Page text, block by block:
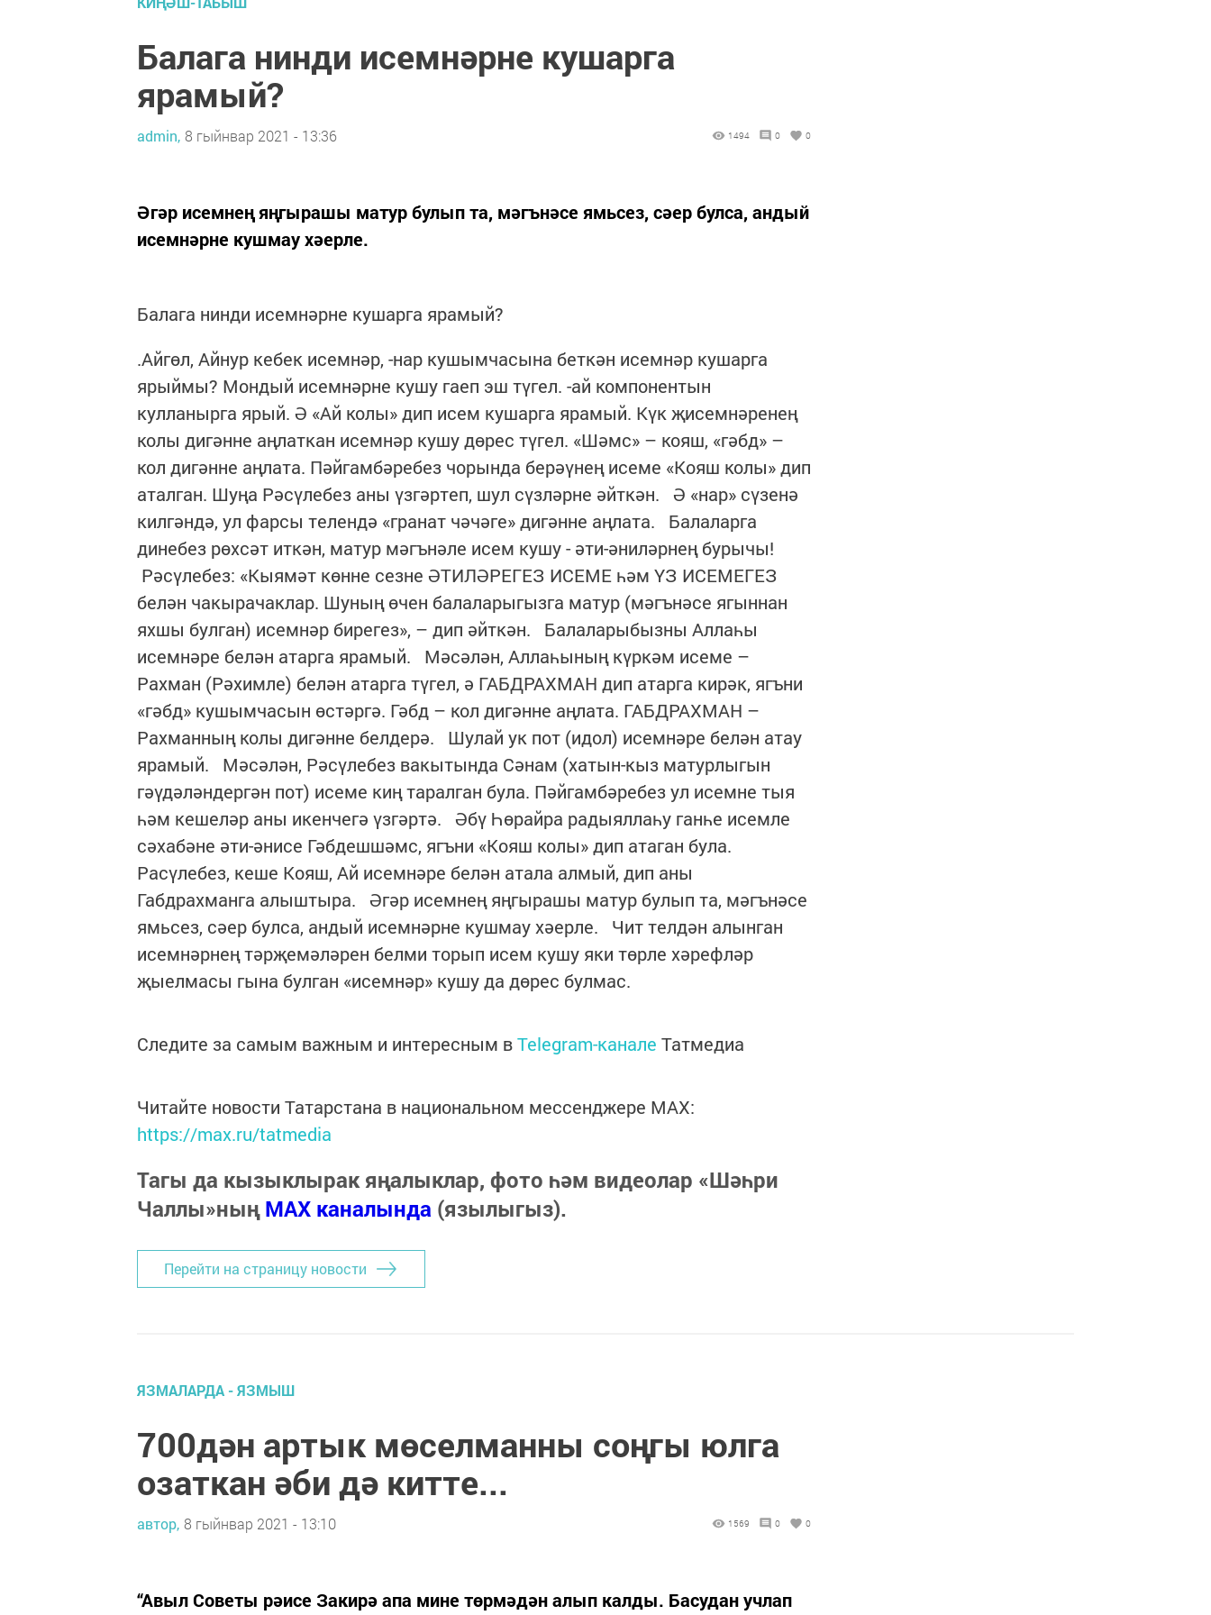
Балага нинди исемнәрне кушарга
ярамый?
admin, 8 гыйнвар 2021 - 13:36 1494 0 0
Әгәр исемнең яңгырашы матур булып та, мәгънәсе ямьсез, сәер булса, андый
исемнәрне кушмау хәерле.
Балага нинди исемнәрне кушарга ярамый?
.Айгөл, Айнур кебек исемнәр, -нар кушымчасына беткән исемнәр кушарга
ярыймы? Мондый исемнәрне кушу гаеп эш түгел. -ай компонентын
кулланырга ярый. Ә «Ай колы» дип исем кушарга ярамый. Күк җисемнәренең
колы дигәнне аңлаткан исемнәр кушу дөрес түгел. «Шәмс» – кояш, «гәбд» –
кол дигәнне аңлата. Пәйгамбәребез чорында берәүнең исеме «Кояш колы» дип
аталган. Шуңа Рәсүлебез аны үзгәртеп, шул сүзләрне әйткән. Ә «нар» сүзенә
килгәндә, ул фарсы телендә «гранат чәчәге» дигәнне аңлата. Балаларга
динебез рөхсәт иткән, матур мәгънәле исем кушу - әти-әниләрнең бурычы!
Рәсүлебез: «Кыямәт көнне сезне ӘТИЛӘРЕГЕЗ ИСЕМЕ һәм ҮЗ ИСЕМЕГЕЗ
белән чакырачаклар. Шуның өчен балаларыгызга матур (мәгънәсе ягыннан
яхшы булган) исемнәр бирегез», – дип әйткән. Балаларыбызны Аллаһы
исемнәре белән атарга ярамый. Мәсәлән, Аллаһының күркәм исеме –
Рахман (Рәхимле) белән атарга түгел, ә ГАБДРАХМАН дип атарга кирәк, ягъни
«гәбд» кушымчасын өстәргә. Гәбд – кол дигәнне аңлата. ГАБДРАХМАН –
Рахманның колы дигәнне белдерә. Шулай ук пот (идол) исемнәре белән атау
ярамый. Мәсәлән, Рәсүлебез вакытында Сәнам (хатын-кыз матурлыгын
гәүдәләндергән пот) исеме киң таралган була. Пәйгамбәребез ул исемне тыя
һәм кешеләр аны икенчегә үзгәртә. Әбү Һөрайра радыяллаһу ганһе исемле
сәхабәне әти-әнисе Гәбдешшәмс, ягъни «Кояш колы» дип атаган була.
Расүлебез, кеше Кояш, Ай исемнәре белән атала алмый, дип аны
Габдрахманга алыштыра. Әгәр исемнең яңгырашы матур булып та, мәгънәсе
ямьсез, сәер булса, андый исемнәрне кушмау хәерле. Чит телдән алынган
исемнәрнең тәрҗемәләрен белми торып исем кушу яки төрле хәрефләр
җыелмасы гына булган «исемнәр» кушу да дөрес булмас.
Следите за самым важным и интересным вTelegram-канале Татмедиа
Читайте новости Татарстана в национальном мессенджере MАХ:
https://max.ru/tatmedia
Тагы да кызыклырак яңалыклар, фото һәм видеолар «Шәһри
Чаллы»ныңMAX каналында (язылыгыз).
Перейти на страницу новости
ЯЗМАЛАРДА - ЯЗМЫШ
700дән артык мөселманны соңгы юлга
озаткан әби дә китте...
автор, 8 гыйнвар 2021 - 13:10 1569 0 0
“Авыл Советы рәисе Закирә апа мине төрмәдән алып калды. Басудан учлап